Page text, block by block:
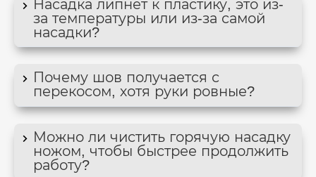
Насадка липнет к пластику, это из-
за температуры или из-за самой
насадки?
Почему шов получается с
перекосом, хотя руки ровные?
Можно ли чистить горячую насадку
ножом, чтобы быстрее продолжить
работу?